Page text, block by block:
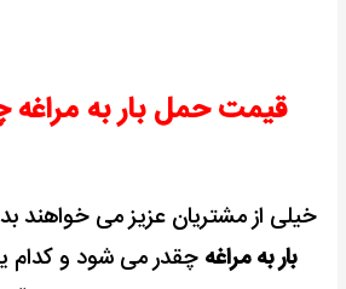
قیمت حمل بار به
خیلی از مشتریان عزیز می خواهند
بار به مراغه چقدر می شود و